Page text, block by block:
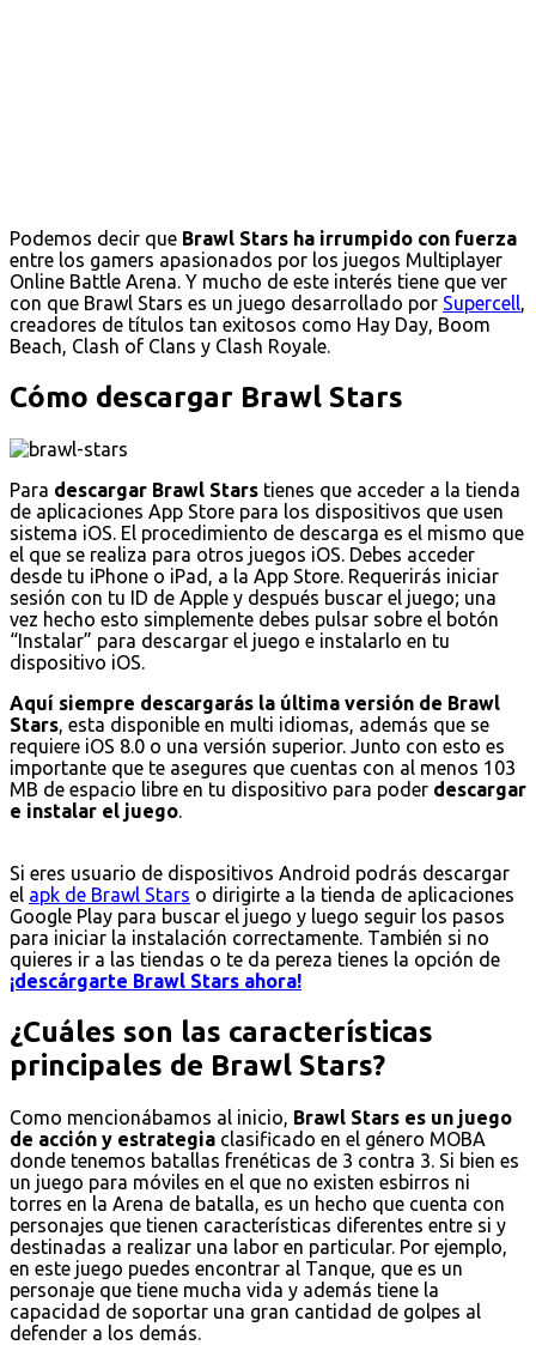
Podemos decir que Brawl Stars ha irrumpido con fuerza
entre los gamers apasionados por los juegos Multiplayer
Online Battle Arena. Y mucho de este interés tiene que ver
con que Brawl Stars es un juego desarrollado por Supercell,
creadores de títulos tan exitosos como Hay Day, Boom
Beach, Clash of Clans y Clash Royale.
Cómo descargar Brawl Stars
Para descargar Brawl Stars tienes que acceder a la tienda
de aplicaciones App Store para los dispositivos que usen
sistema iOS. El procedimiento de descarga es el mismo que
el que se realiza para otros juegos iOS. Debes acceder
desde tu iPhone o iPad, a la App Store. Requerirás iniciar
sesión con tu ID de Apple y después buscar el juego; una
vez hecho esto simplemente debes pulsar sobre el botón
“Instalar” para descargar el juego e instalarlo en tu
dispositivo iOS.
Aquí siempre descargarás la última versión de Brawl
Stars, esta disponible en multi idiomas, además que se
requiere iOS 8.0 o una versión superior. Junto con esto es
importante que te asegures que cuentas con al menos 103
MB de espacio libre en tu dispositivo para poder descargar
e instalar el juego.
Si eres usuario de dispositivos Android podrás descargar
el apk de Brawl Stars o dirigirte a la tienda de aplicaciones
Google Play para buscar el juego y luego seguir los pasos
para iniciar la instalación correctamente. También si no
quieres ir a las tiendas o te da pereza tienes la opción de
¡descárgarte Brawl Stars ahora!
¿Cuáles son las características
principales de Brawl Stars?
Como mencionábamos al inicio, Brawl Stars es un juego
de acción y estrategia clasificado en el género MOBA
donde tenemos batallas frenéticas de 3 contra 3. Si bien es
un juego para móviles en el que no existen esbirros ni
torres en la Arena de batalla, es un hecho que cuenta con
personajes que tienen características diferentes entre si y
destinadas a realizar una labor en particular. Por ejemplo,
en este juego puedes encontrar al Tanque, que es un
personaje que tiene mucha vida y además tiene la
capacidad de soportar una gran cantidad de golpes al
defender a los demás.